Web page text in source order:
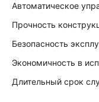
Автоматическое
Прочность
Безопасность
Экономичность в
Длительный срок